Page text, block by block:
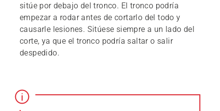
sitúe por debajo del tronco. El tronco podría
empezar a rodar antes de cortarlo del todo y
causarle lesiones. Sitúese siempre a un lado del
corte, ya que el tronco podría saltar o salir
despedido.